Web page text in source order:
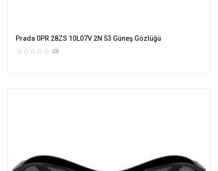
Prada 0PR 28ZS 10L07V 2N 53 Güneş Gözlüğü
(0)